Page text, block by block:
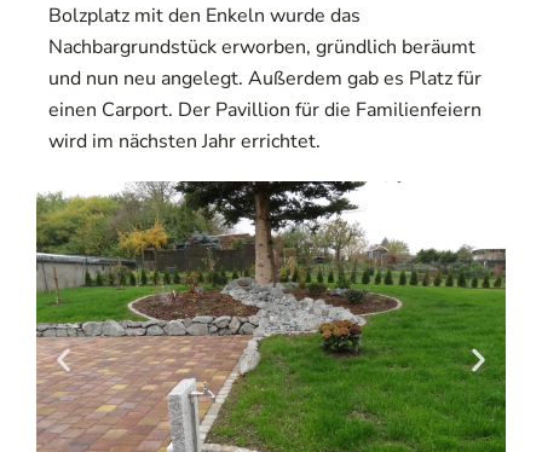
Bolzplatz mit den Enkeln wurde das
Nachbargrundstück erworben, gründlich beräumt
und nun neu angelegt. Außerdem gab es Platz für
einen Carport. Der Pavillion für die Familienfeiern
wird im nächsten Jahr errichtet.